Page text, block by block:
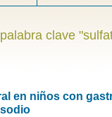
clave
en niños con